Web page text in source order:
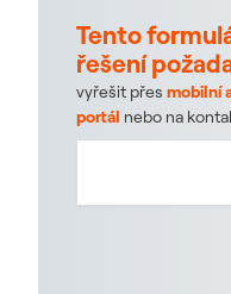
Tento
řešení
vyřešit přes mobilní
portál nebo na